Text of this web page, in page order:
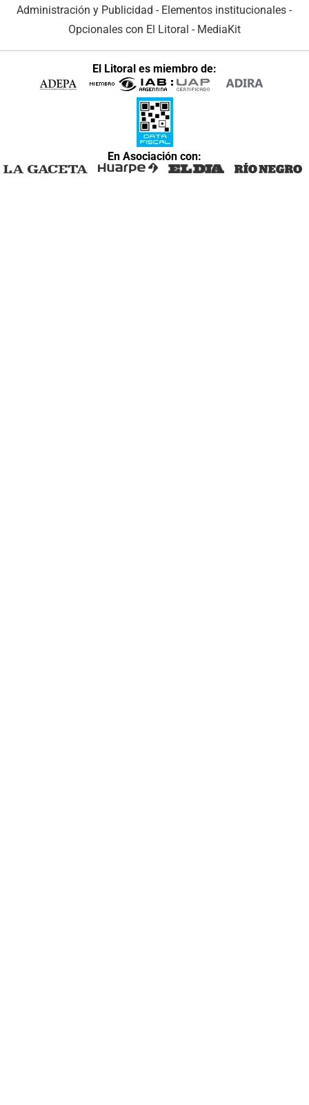
Administración y Publicidad - Elementos institucionales -
Opcionales con El Litoral - MediaKit
El Litoral es miembro de:
En Asociación con: